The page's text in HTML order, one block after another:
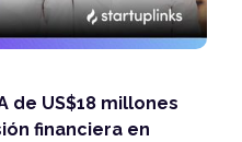
de US$18 millones
financiera en